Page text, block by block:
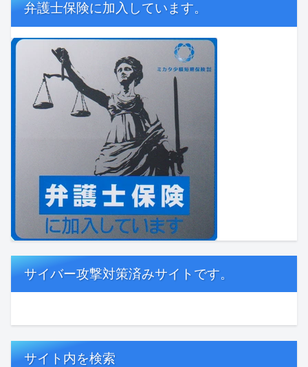
弁護士保険に加入しています。
サイバー攻撃対策済みサイトです。
サイト内を検索